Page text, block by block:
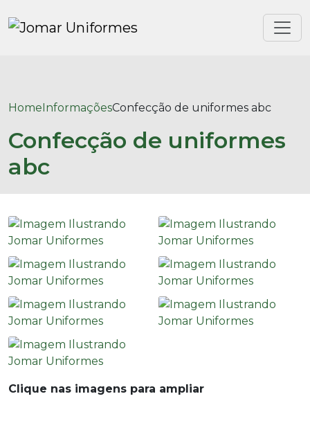
HomeInformaçõesConfecção de uniformes abc
Confecção de uniformes
abc
Clique nas imagens para ampliar